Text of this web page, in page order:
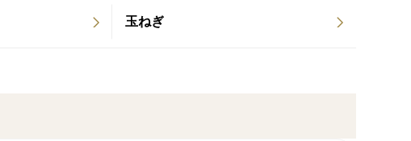
玉ねぎ